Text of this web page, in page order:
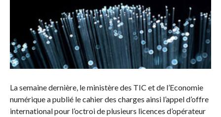
La semaine dernière, le ministère des TIC et de l’Economie
numérique a publié le cahier des charges ainsi l’appel d’offre
international pour l’octroi de plusieurs licences d’opérateur